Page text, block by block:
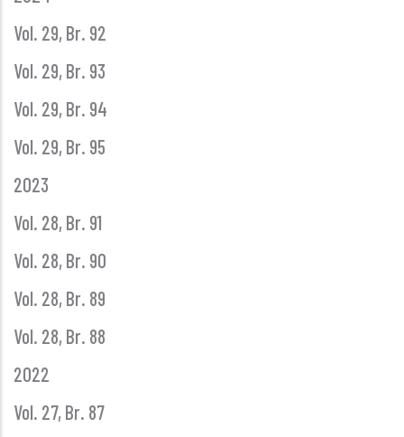
Vol. 29, Br. 92
Vol. 29, Br. 93
Vol. 29, Br. 94
Vol. 29, Br. 95
2023
Vol. 28, Br. 91
Vol. 28, Br. 90
Vol. 28, Br. 89
Vol. 28, Br. 88
2022
Vol. 27, Br. 87